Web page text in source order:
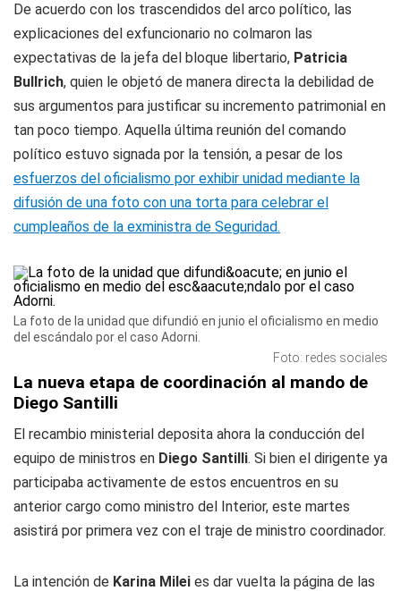
De acuerdo con los trascendidos del arco político, las
explicaciones del exfuncionario no colmaron las
expectativas de la jefa del bloque libertario, Patricia
Bullrich, quien le objetó de manera directa la debilidad de
sus argumentos para justificar su incremento patrimonial en
tan poco tiempo. Aquella última reunión del comando
político estuvo signada por la tensión, a pesar de los
esfuerzos del oficialismo por exhibir unidad mediante la
difusión de una foto con una torta para celebrar el
cumpleaños de la exministra de Seguridad.
La foto de la unidad que difundió en junio el oficialismo en medio
del escándalo por el caso Adorni.
Foto: redes sociales
La nueva etapa de coordinación al mando de
Diego Santilli
El recambio ministerial deposita ahora la conducción del
equipo de ministros en Diego Santilli. Si bien el dirigente ya
participaba activamente de estos encuentros en su
anterior cargo como ministro del Interior, este martes
asistirá por primera vez con el traje de ministro coordinador.
La intención de Karina Milei es dar vuelta la página de las